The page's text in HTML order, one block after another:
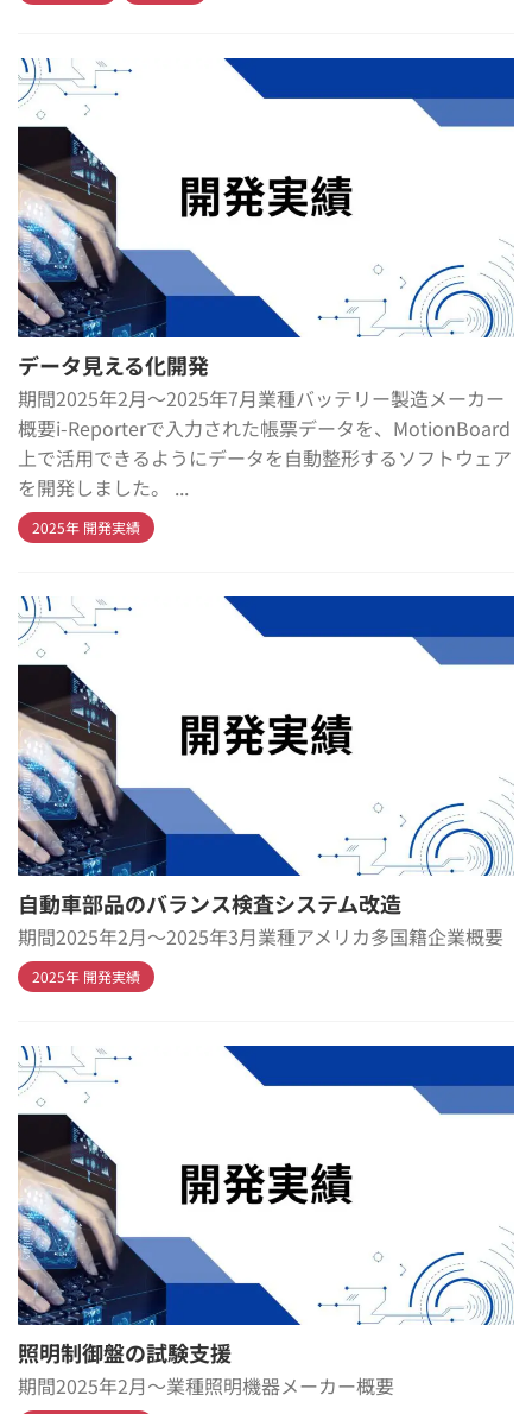
データ見える化開発
期間2025年2月～2025年7月業種バッテリー製造メーカー
概要i-Reporterで入力された帳票データを、MotionBoard
上で活用できるようにデータを自動整形するソフトウェア
を開発しました。 ...
2025年 開発実績
自動車部品のバランス検査システム改造
期間2025年2月～2025年3月業種アメリカ多国籍企業概要
2025年 開発実績
照明制御盤の試験支援
期間2025年2月～業種照明機器メーカー概要